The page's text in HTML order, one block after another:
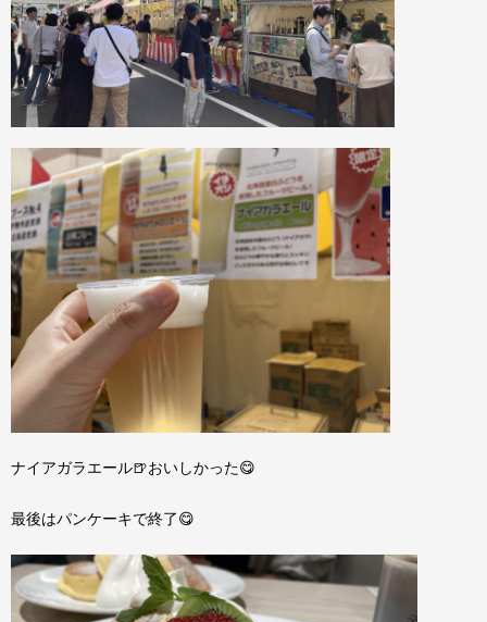
ナイアガラエール🍺おいしかった😋
最後はパンケーキで終了😋